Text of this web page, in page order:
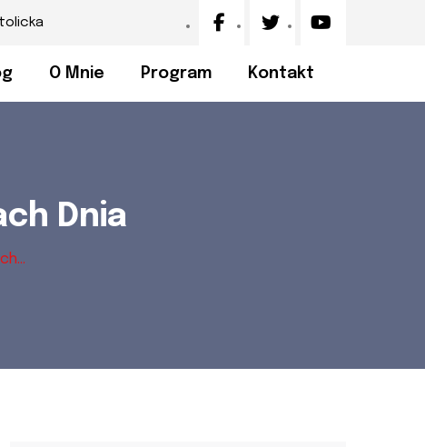
O Mnie Program Kontakt
Dnia